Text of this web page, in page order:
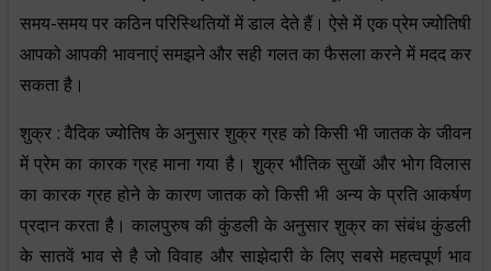
समय-समय पर कठिन परिस्थितियों में डाल देते हैं। ऐसे में एक प्रेम ज्योतिषी
आपको आपकी भावनाएं समझने और सही गलत का फैसला करने में मदद कर
सकता है।
शुक्र : वैदिक ज्योतिष के अनुसार शुक्र ग्रह को किसी भी जातक के जीवन
में प्रेम का कारक ग्रह माना गया है। शुक्र भौतिक सुखों और भोग विलास
का कारक ग्रह होने के कारण जातक को किसी भी अन्य के प्रति आकर्षण
प्रदान करता है। कालपुरुष की कुंडली के अनुसार शुक्र का संबंध कुंडली
के सातवें भाव से है जो विवाह और साझेदारी के लिए सबसे महत्वपूर्ण भाव